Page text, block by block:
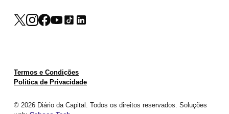
© 2026 Diário da Capital. Todos os direitos reservados. Soluções
Termos e Condições
Política de Privacidade